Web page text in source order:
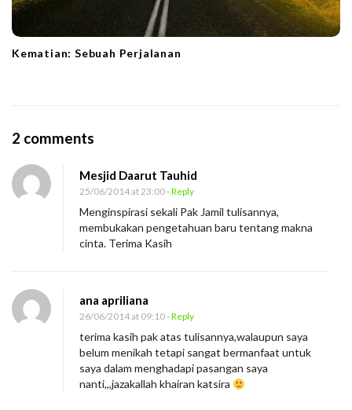
Kematian: Sebuah Perjalanan
2 comments
B
h
a
C
i
n
t
a
Mesjid Daarut Tauhid
25/06/2014 at 23:00- Reply
Menginspirasi sekali Pak Jamil tulisannya,
membukakan pengetahuan baru tentang makna
cinta. Terima Kasih
ana apriliana
26/06/2014 at 09:10- Reply
terima kasih pak atas tulisannya,walaupun saya
belum menikah tetapi sangat bermanfaat untuk
saya dalam menghadapi pasangan saya
nanti,,,jazakallah khairan katsira